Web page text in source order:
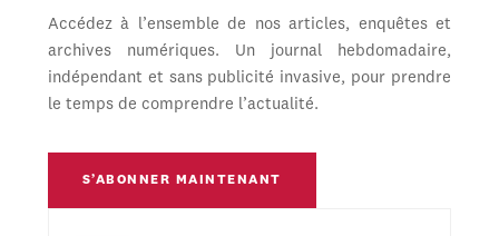
Accédez à l’ensemble de nos articles, enquêtes et
archives numériques. Un journal hebdomadaire,
indépendant et sans publicité invasive, pour prendre
le temps de comprendre l’actualité.
S’ABONNER MAINTENANT